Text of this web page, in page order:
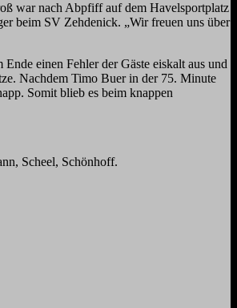
war nach Abpfiff auf dem Havelsportplatz
beim SV Zehdenick. „Wir freuen uns über
einen Fehler der Gäste eiskalt aus und
Nachdem Timo Buer in der 75. Minute
Somit blieb es beim knappen
Scheel, Schönhoff.